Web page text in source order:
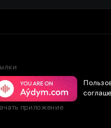
приложение